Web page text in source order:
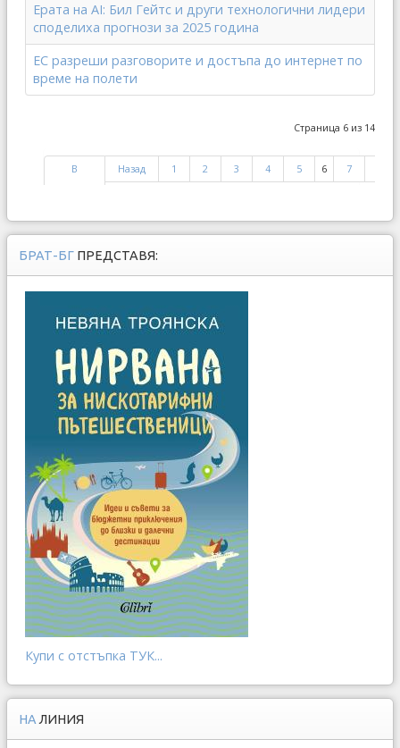
Ерата на AI: Бил Гейтс и други технологични лидери
споделиха прогнози за 2025 година
ЕС разреши разговорите и достъпа до интернет по
време на полети
Страница 6 из 14
В
Назад 1 2 3 4 5 6 7
БРАТ-БГ ПРЕДСТАВЯ:
Купи с отстъпка ТУК...
НА ЛИНИЯ